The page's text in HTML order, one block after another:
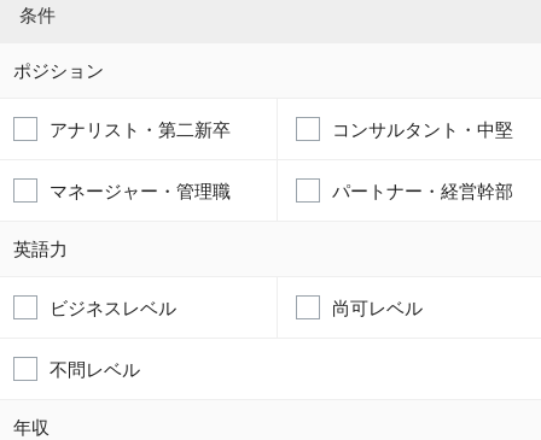
条件
ポジション
アナリスト・第二新卒 コンサルタント・中堅
マネージャー・管理職 パートナー・経営幹部
英語力
ビジネスレベル 尚可レベル
不問レベル
年収